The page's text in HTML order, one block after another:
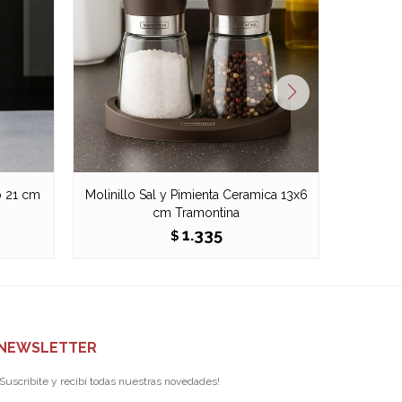
21 cm
Molinillo Sal y Pimienta Ceramica 13x6
cm Tramontina
$ 1.335
y recibí todas nuestras novedades!